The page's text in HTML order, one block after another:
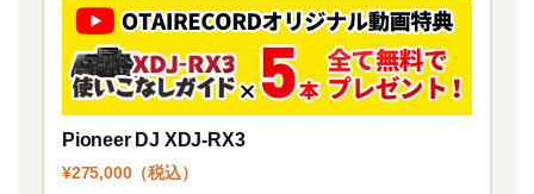
Pioneer DJ XDJ-RX3
¥275,000（税込）